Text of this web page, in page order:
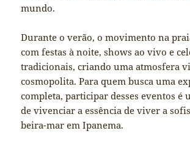
mundo.
Durante o verão, o movimento na
com festas à noite, shows ao vivo e
tradicionais, criando uma atmosfera
cosmopolita. Para quem busca uma
completa, participar desses eventos é
de vivenciar a essência de viver a
beira-mar em Ipanema.